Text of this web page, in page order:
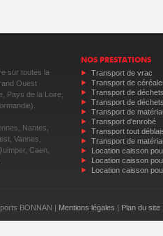
sur toutes la
Ouest
Pays de la Loire,
Nantes,
Vannes,
Caen,
NOS PRESTATIONS
Transport de vrac
Transport de
Transport de
Transport de
Transport de
Transport d'enrobé
Transport tout
Transport de
Location caisson
Location caisson
Location caisson
BONNAN | Mentions légales | Plan du site